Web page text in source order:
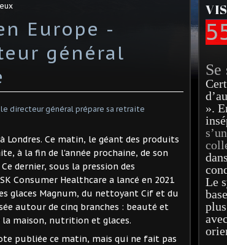
Europe -
général
Londres. Ce matin, le géant des produits
à la fin de l'année prochaine, de son
dernier, sous la pression des
Consumer Healthcare a lancé en 2021
glaces Magnum, du nettoyant Cif et du
autour de cinq branches : beauté et
maison, nutrition et glaces.
publiée ce matin, mais qui ne fait pas
».
Le